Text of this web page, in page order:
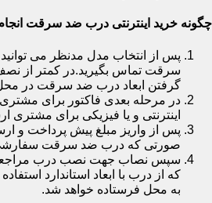
چگونه خرید اینترنتی درب ضد سرقت
پس از انتخاب مدل مدنظر می
سرقت تماس بگیرید.در کمتر از
گرفتن ابعاد درب ضد سرقت در
در مرحله بعدی فاکتور برای
اینترنتی و یا فیزیکی برای مشتری
پس از واریز مبلغ پیش پرداخت و
صورتی که درب ضد سرقت سفارشی
سپس نصاب جهت نصب درب مراجعه
که از درب با ابعاد استاندارد
به محل فرستاده خواهد شد.